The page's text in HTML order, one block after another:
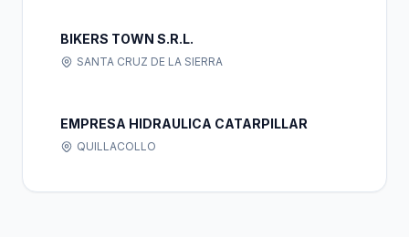
BIKERS TOWN S.R.L.
SANTA CRUZ DE LA SIERRA
EMPRESA HIDRAULICA CATARPILLAR
QUILLACOLLO